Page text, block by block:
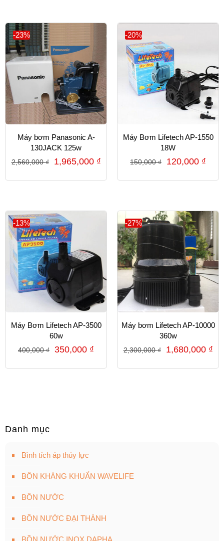
-23%
Máy bơm Panasonic A-
130JACK 125w
2,560,000₫ 1,965,000 ₫
-20%
Máy Bơm Lifetech AP-1550
18W
150,000₫ 120,000 ₫
-13%
Máy Bơm Lifetech AP-3500
60w
400,000₫ 350,000 ₫
-27%
Máy bơm Lifetech AP-10000
360w
2,300,000₫ 1,680,000 ₫
Danh mục
Bình tích áp thủy lực
BỒN KHÁNG KHUẨN WAVELIFE
BỒN NƯỚC
BỒN NƯỚC ĐẠI THÀNH
BỒN NƯỚC INOX DAPHA